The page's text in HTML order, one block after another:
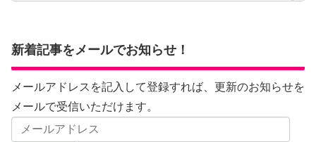
新着記事をメールでお知らせ！
メールアドレスを記入して登録すれば、更新のお知らせを
メールで受信いただけます。